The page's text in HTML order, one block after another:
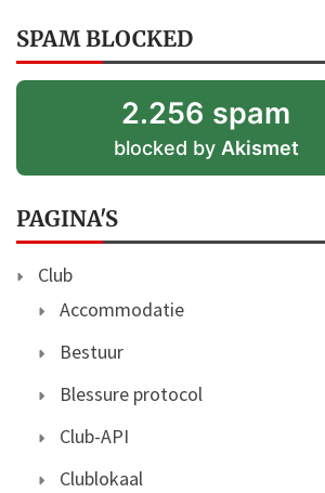
SPAM BLOCKED
2.256 spam
blocked by Akismet
PAGINA'S
Club
Accommodatie
Bestuur
Blessure protocol
Club-API
Clublokaal